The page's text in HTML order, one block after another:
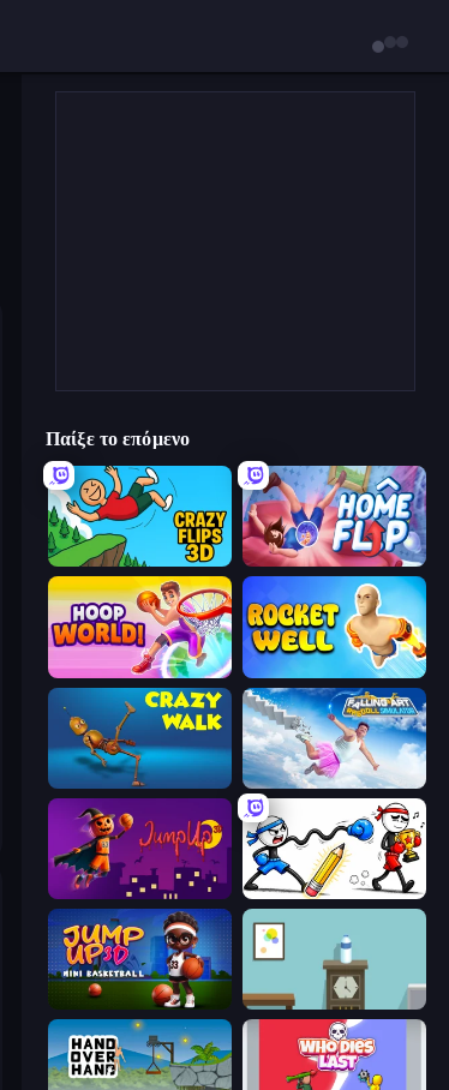
Παίξε το επόμενο
Crazy Flips 3D Home Flip
Hoop World 3D
Crazy Walk Falling Art Ragdoll Simulator
Jump Up 3D Doodle Smash
Jump Up 3D: Mini Basketball Flip Bottle